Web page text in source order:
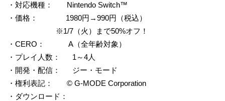
・対応機種： Nintendo Switch™
・価格： 1980円→990円（税込）
※1/7（火）まで50%オフ！
・CERO： A（全年齢対象）
・プレイ人数： 1～4人
・開発・配信： ジー・モード
・権利表記： © G-MODE Corporation
・ダウンロード：